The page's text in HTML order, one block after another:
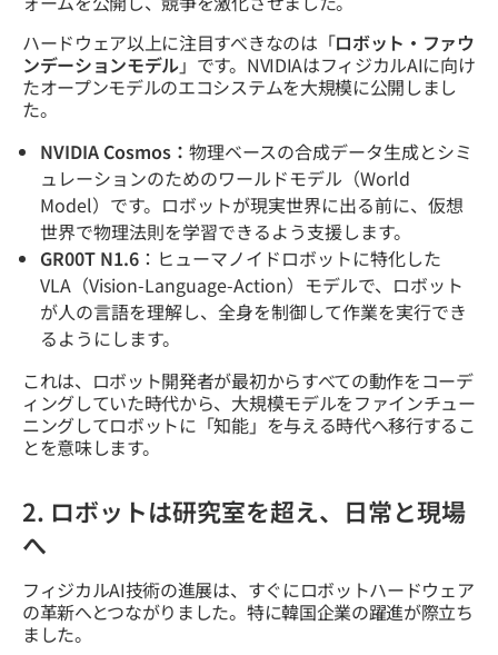
ハードウェア以上に注目すべきなのは「ロボット・ファウ
ンデーションモデル」です。NVIDIAはフィジカルAIに向け
たオープンモデルのエコシステムを大規模に公開しまし
た。
NVIDIA Cosmos： 物理ベースの合成データ生成とシミ
ュレーションのためのワールドモデル（World
Model）です。ロボットが現実世界に出る前に、仮想
世界で物理法則を学習できるよう支援します。
GR00T N1.6 ：ヒューマノイドロボットに特化した
VLA（Vision-Language-Action）モデルで、ロボット
が人の言語を理解し、全身を制御して作業を実行でき
るようにします。
これは、ロボット開発者が最初からすべての動作をコーデ
ィングしていた時代から、大規模モデルをファインチュー
ニングしてロボットに「知能」を与える時代へ移行するこ
とを意味します。
2. ロボットは研究室を超え、日常と現場
へ
フィジカルAI技術の進展は、すぐにロボットハードウェア
の革新へとつながりました。特に韓国企業の躍進が際立ち
ました。